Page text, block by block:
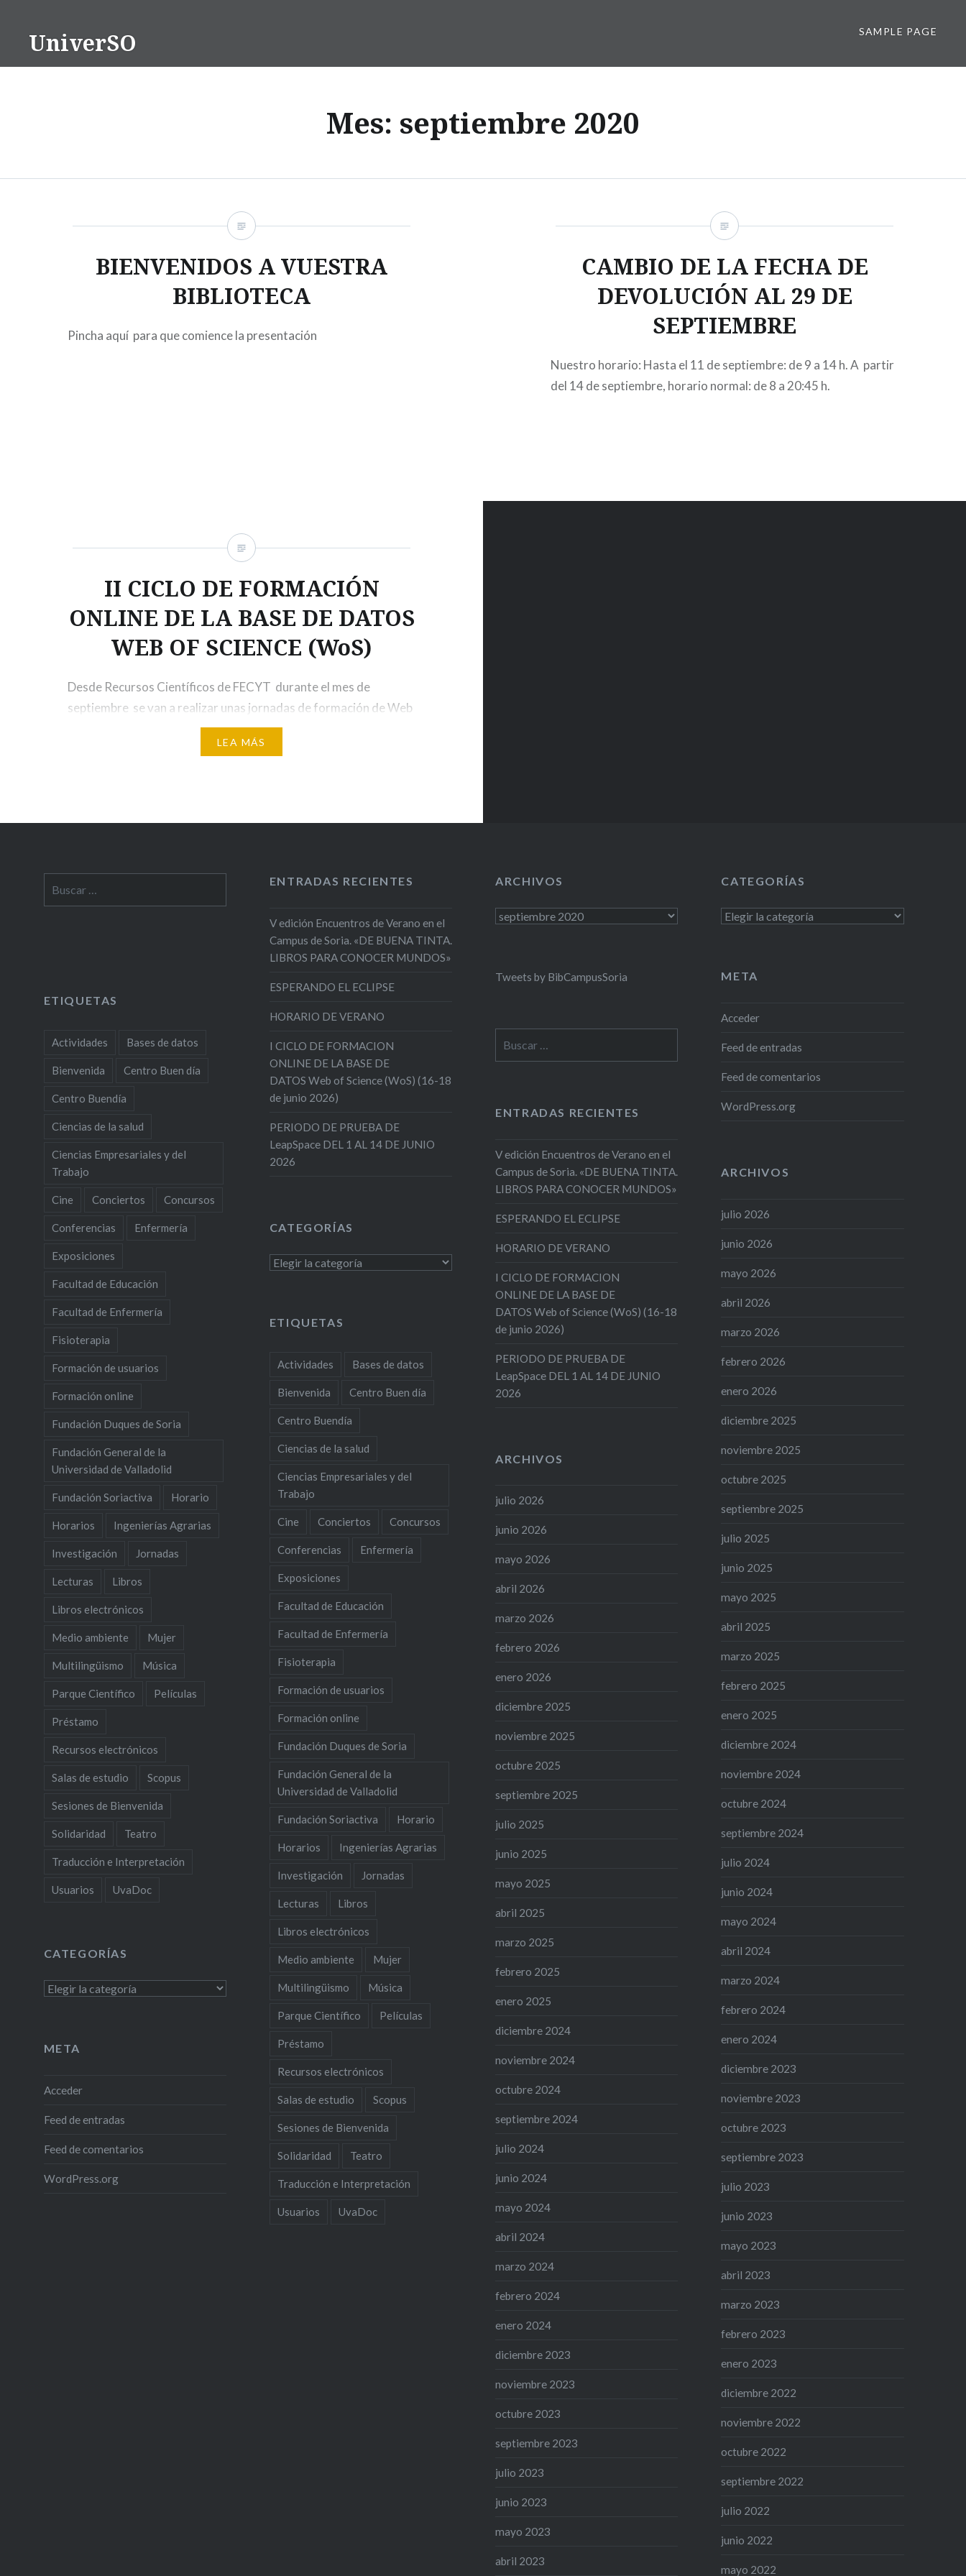
UniverSO SAMPLE PAGE
Mes: septiembre 2020
BIENVENIDOS A VUESTRA
BIBLIOTECA
Pincha aquí para que comience la presentación
CAMBIO DE LA FECHA DE
DEVOLUCIÓN AL 29 DE
SEPTIEMBRE
Nuestro horario: Hasta el 11 de septiembre: de 9 a 14 h. A partir
del 14 de septiembre, horario normal: de 8 a 20:45 h.
II CICLO DE FORMACIÓN
ONLINE DE LA BASE DE DATOS
WEB OF SCIENCE (WoS)
Desde Recursos Científicos de FECYT durante el mes de
septiembre se van a realizar unas jornadas de formación de Web
of Science. Organizadas junto con Clarivate, este II Ciclo de
Formación Online de la base de datos Web of Science
LEA MÁS
ENTRADAS RECIENTES
V edición Encuentros de Verano en el
Campus de Soria. «DE BUENA TINTA.
LIBROS PARA CONOCER MUNDOS»
ESPERANDO EL ECLIPSE
HORARIO DE VERANO
I CICLO DE FORMACION
ONLINE DE LA BASE DE
DATOS Web of Science (WoS) (16-18
de junio 2026)
PERIODO DE PRUEBA DE
LeapSpace DEL 1 AL 14 DE JUNIO
2026
ARCHIVOS
Archivos
CATEGORÍAS
Categorías
Tweets by BibCampusSoria META
Acceder
Feed de entradas
Feed de comentarios
WordPress.org
ETIQUETAS
Actividades Bases de datos
Bienvenida Centro Buen día
Centro Buendía
Ciencias de la salud
Ciencias Empresariales y del
Trabajo
Cine Conciertos Concursos
Conferencias Enfermería
Exposiciones
Facultad de Educación
Facultad de Enfermería
Fisioterapia
Formación de usuarios
Formación online
Fundación Duques de Soria
Fundación General de la
Universidad de Valladolid
Fundación Soriactiva Horario
Horarios Ingenierías Agrarias
Investigación Jornadas
Lecturas Libros
Libros electrónicos
Medio ambiente Mujer
Multilingüismo Música
Parque Científico Películas
Préstamo
Recursos electrónicos
Salas de estudio Scopus
Sesiones de Bienvenida
Solidaridad Teatro
Traducción e Interpretación
Usuarios UvaDoc
ENTRADAS RECIENTES
V edición Encuentros de Verano en el
Campus de Soria. «DE BUENA TINTA.
LIBROS PARA CONOCER MUNDOS»
ESPERANDO EL ECLIPSE
HORARIO DE VERANO
I CICLO DE FORMACION
ONLINE DE LA BASE DE
DATOS Web of Science (WoS) (16-18
de junio 2026)
PERIODO DE PRUEBA DE
LeapSpace DEL 1 AL 14 DE JUNIO
2026
ARCHIVOS
julio 2026
junio 2026
mayo 2026
abril 2026
marzo 2026
febrero 2026
enero 2026
diciembre 2025
noviembre 2025
octubre 2025
septiembre 2025
julio 2025
junio 2025
mayo 2025
abril 2025
marzo 2025
febrero 2025
enero 2025
diciembre 2024
noviembre 2024
octubre 2024
septiembre 2024
julio 2024
junio 2024
mayo 2024
abril 2024
marzo 2024
febrero 2024
enero 2024
diciembre 2023
noviembre 2023
octubre 2023
septiembre 2023
julio 2023
junio 2023
mayo 2023
abril 2023
marzo 2023
febrero 2023
enero 2023
diciembre 2022
noviembre 2022
octubre 2022
septiembre 2022
julio 2022
junio 2022
mayo 2022
CATEGORÍAS
Categorías
ETIQUETAS
Actividades Bases de datos
Bienvenida Centro Buen día
Centro Buendía
Ciencias de la salud
Ciencias Empresariales y del
Trabajo
Cine Conciertos Concursos
Conferencias Enfermería
Exposiciones
Facultad de Educación
Facultad de Enfermería
Fisioterapia
Formación de usuarios
Formación online
Fundación Duques de Soria
Fundación General de la
Universidad de Valladolid
Fundación Soriactiva Horario
Horarios Ingenierías Agrarias
Investigación Jornadas
Lecturas Libros
Libros electrónicos
Medio ambiente Mujer
Multilingüismo Música
Parque Científico Películas
Préstamo
Recursos electrónicos
Salas de estudio Scopus
Sesiones de Bienvenida
Solidaridad Teatro
Traducción e Interpretación
Usuarios UvaDoc
ARCHIVOS
julio 2026
junio 2026
mayo 2026
abril 2026
marzo 2026
febrero 2026
enero 2026
diciembre 2025
noviembre 2025
octubre 2025
septiembre 2025
julio 2025
junio 2025
mayo 2025
abril 2025
marzo 2025
febrero 2025
enero 2025
diciembre 2024
noviembre 2024
octubre 2024
septiembre 2024
julio 2024
junio 2024
mayo 2024
abril 2024
marzo 2024
febrero 2024
enero 2024
diciembre 2023
noviembre 2023
octubre 2023
septiembre 2023
julio 2023
junio 2023
mayo 2023
abril 2023
CATEGORÍAS
Categorías
META
Acceder
Feed de entradas
Feed de comentarios
WordPress.org